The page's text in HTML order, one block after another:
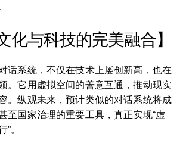
化与科技的完美融合】
话系统，不仅在技术上屡创新高，也在
。它用虚拟空间的善意互通，推动现实
。纵观未来，预计类似的对话系统将成
至国家治理的重要工具，真正实现“虚
。